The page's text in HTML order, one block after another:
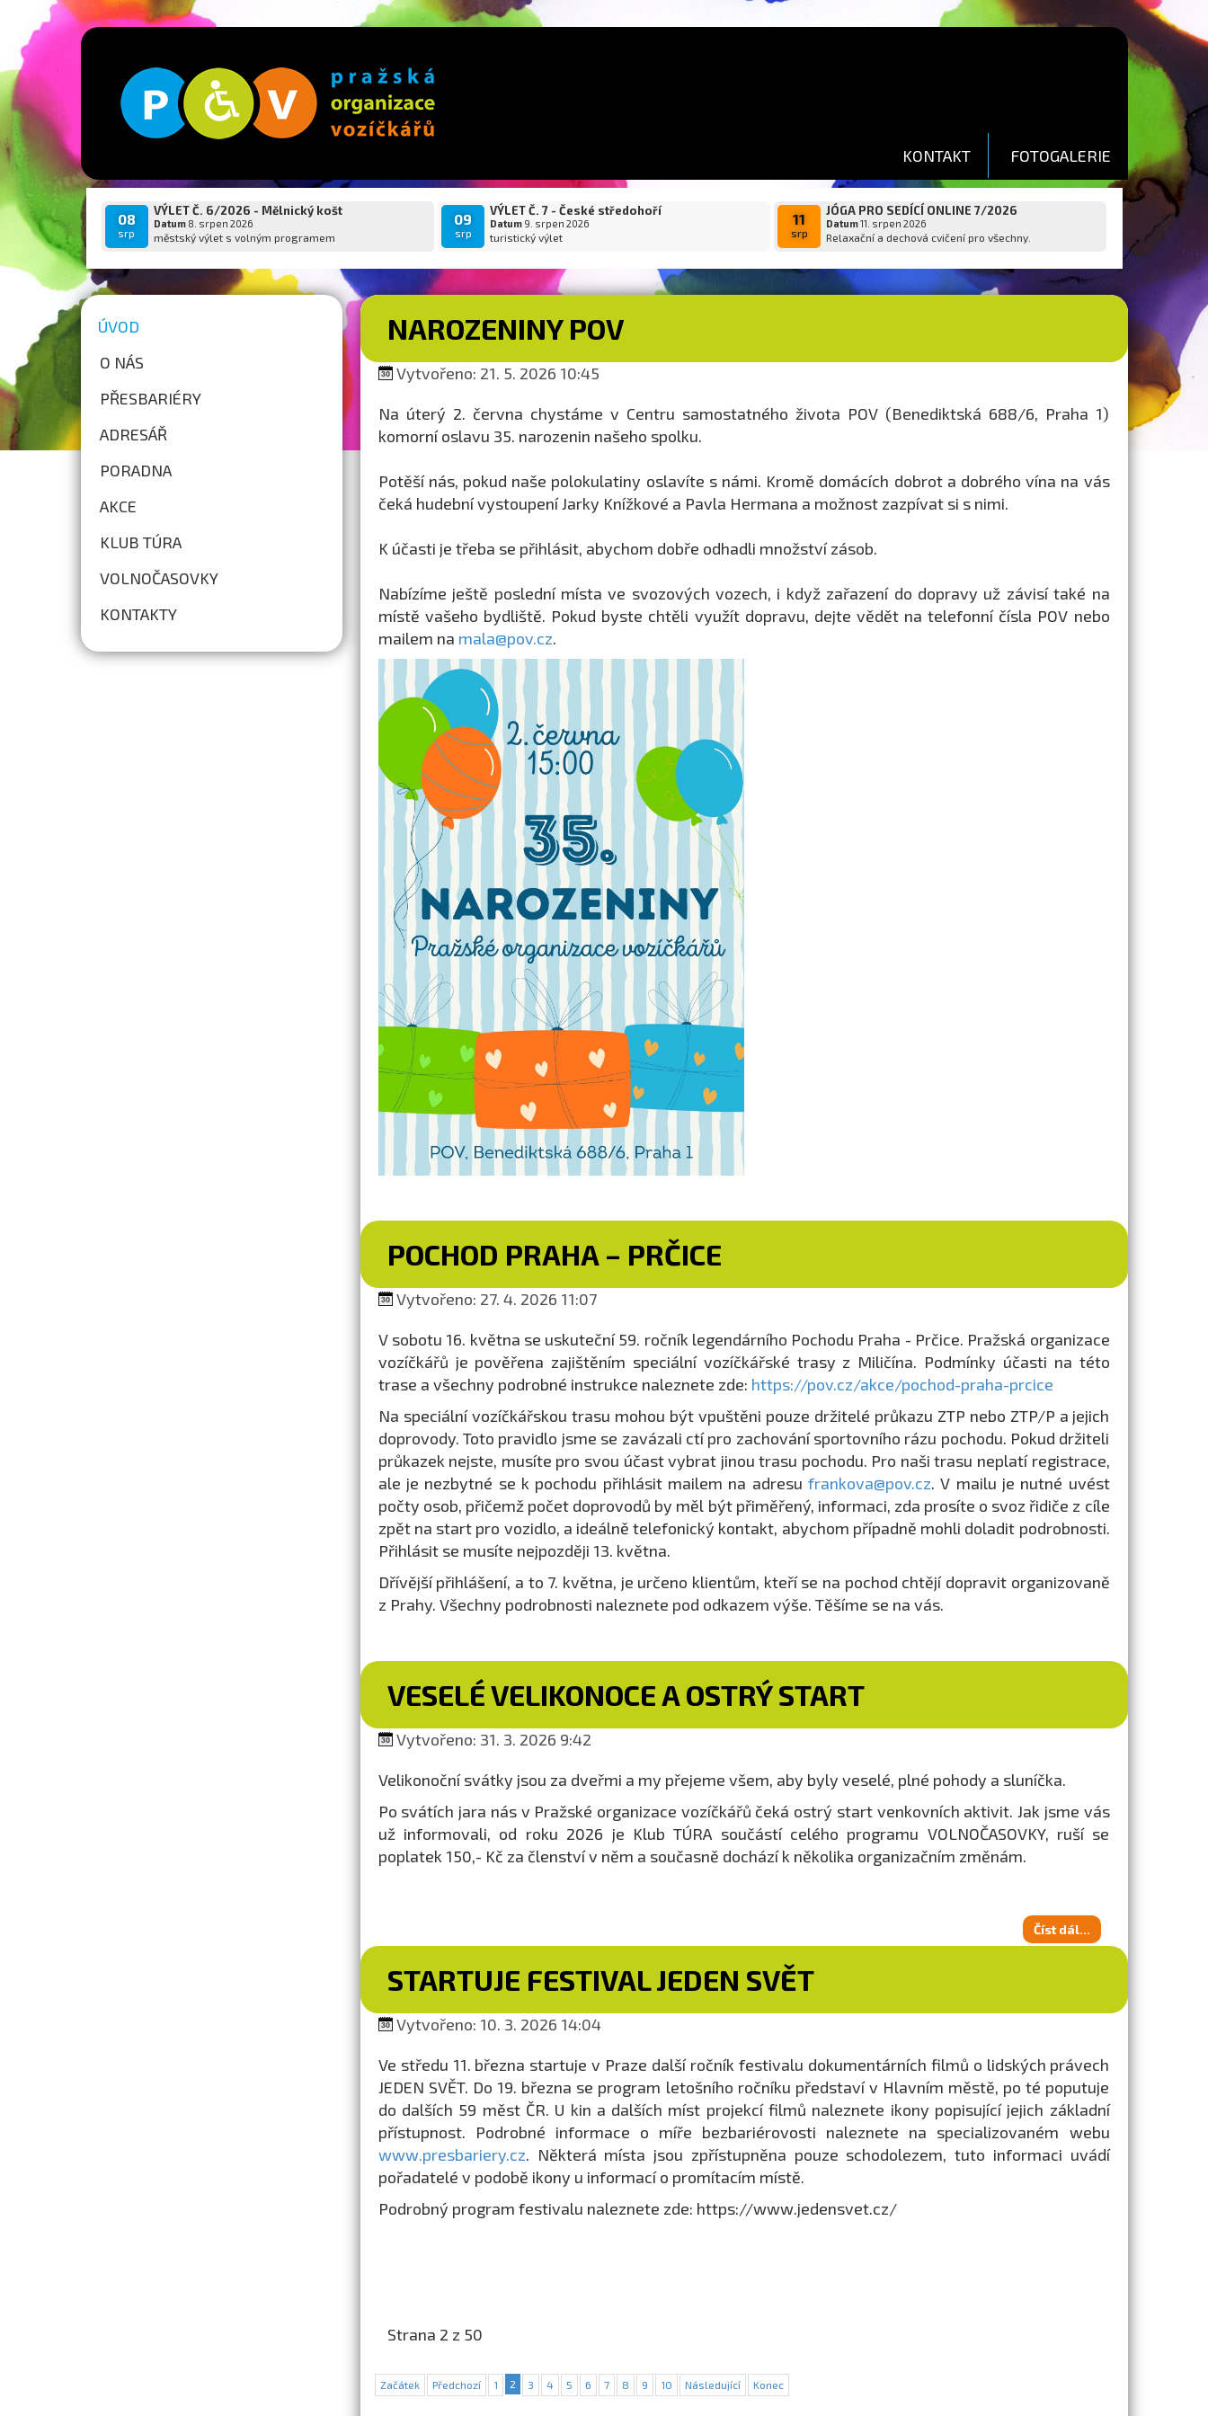
KONTAKT FOTOGALERIE
08
srp
VÝLET Č. 6/2026 - Mělnický košt
Datum8. srpen 2026
městský výlet s volným programem
09
srp
VÝLET Č. 7 - České středohoří
Datum 9. srpen 2026
turistický výlet
11
srp
JÓGA PRO SEDÍCÍ ONLINE 7/2026
Datum11. srpen 2026
Relaxační a dechová cvičení pro všechny.
ÚVOD
O NÁS
PŘESBARIÉRY
ADRESÁŘ
PORADNA
AKCE
KLUB TÚRA
VOLNOČASOVKY
KONTAKTY
NAROZENINY POV
Vytvořeno: 21. 5. 2026 10:45
Na úterý 2. června chystáme v Centru samostatného života POV (Benediktská 688/6, Praha 1)
komorní oslavu 35. narozenin našeho spolku.
Potěší nás, pokud naše polokulatiny oslavíte s námi. Kromě domácích dobrot a dobrého vína na vás
čeká hudební vystoupení Jarky Knížkové a Pavla Hermana a možnost zazpívat si s nimi.
K účasti je třeba se přihlásit, abychom dobře odhadli množství zásob.
Nabízíme ještě poslední místa ve svozových vozech, i když zařazení do dopravy už závisí také na
místě vašeho bydliště. Pokud byste chtěli využít dopravu, dejte vědět na telefonní čísla POV nebo
mailem na mala@pov.cz.
POCHOD PRAHA – PRČICE
Vytvořeno: 27. 4. 2026 11:07
V sobotu 16. května se uskuteční 59. ročník legendárního Pochodu Praha - Prčice. Pražská organizace
vozíčkářů je pověřena zajištěním speciální vozíčkářské trasy z Miličína. Podmínky účasti na této
trase a všechny podrobné instrukce naleznete zde: https://pov.cz/akce/pochod-praha-prcice
Na speciální vozíčkářskou trasu mohou být vpuštěni pouze držitelé průkazu ZTP nebo ZTP/P a jejich
doprovody. Toto pravidlo jsme se zavázali ctí pro zachování sportovního rázu pochodu. Pokud držiteli
průkazek nejste, musíte pro svou účast vybrat jinou trasu pochodu. Pro naši trasu neplatí registrace,
ale je nezbytné se k pochodu přihlásit mailem na adresu frankova@pov.cz. V mailu je nutné uvést
počty osob, přičemž počet doprovodů by měl být přiměřený, informaci, zda prosíte o svoz řidiče z cíle
zpět na start pro vozidlo, a ideálně telefonický kontakt, abychom případně mohli doladit podrobnosti.
Přihlásit se musíte nejpozději 13. května.
Dřívější přihlášení, a to 7. května, je určeno klientům, kteří se na pochod chtějí dopravit organizovaně
z Prahy. Všechny podrobnosti naleznete pod odkazem výše. Těšíme se na vás.
VESELÉ VELIKONOCE A OSTRÝ START
Vytvořeno: 31. 3. 2026 9:42
Velikonoční svátky jsou za dveřmi a my přejeme všem, aby byly veselé, plné pohody a sluníčka.
Po svátích jara nás v Pražské organizace vozíčkářů čeká ostrý start venkovních aktivit. Jak jsme vás
už informovali, od roku 2026 je Klub TÚRA součástí celého programu VOLNOČASOVKY, ruší se
poplatek 150,- Kč za členství v něm a současně dochází k několika organizačním změnám.
Číst dál...
STARTUJE FESTIVAL JEDEN SVĚT
Vytvořeno: 10. 3. 2026 14:04
Ve středu 11. března startuje v Praze další ročník festivalu dokumentárních filmů o lidských právech
JEDEN SVĚT. Do 19. března se program letošního ročníku představí v Hlavním městě, po té poputuje
do dalších 59 měst ČR. U kin a dalších míst projekcí filmů naleznete ikony popisující jejich základní
přístupnost. Podrobné informace o míře bezbariérovosti naleznete na specializovaném webu
www.presbariery.cz. Některá místa jsou zpřístupněna pouze schodolezem, tuto informaci uvádí
pořadatelé v podobě ikony u informací o promítacím místě.
Podrobný program festivalu naleznete zde: https://www.jedensvet.cz/
Strana 2 z 50
Začátek Předchozí 1 2 3 4 5 6 7 8 9 10 Následující Konec